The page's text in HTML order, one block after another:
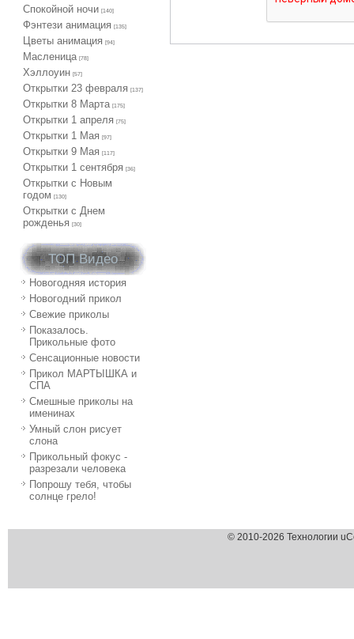
Спокойной ночи [140]
Фэнтези анимация [135]
Цветы анимация [94]
Масленица [78]
Хэллоуин [57]
Открытки 23 февраля [137]
Открытки 8 Марта [175]
Открытки 1 апреля [75]
Открытки 1 Мая [97]
Открытки 9 Мая [117]
Открытки 1 сентября [36]
Открытки с Новым
годом
[130]
Открытки с Днем
рожденья
[30]
ТОП Видео
Новогодняя история
Новогодний прикол
Свежие приколы
Показалось.
Прикольные фото
Сенсационные новости
Прикол МАРТЫШКА и
СПА
Смешные приколы на
именинах
Умный слон рисует
слона
Прикольный фокус -
разрезали человека
Попрошу тебя, чтобы
солнце грело!
© 2010-2026 Технологии